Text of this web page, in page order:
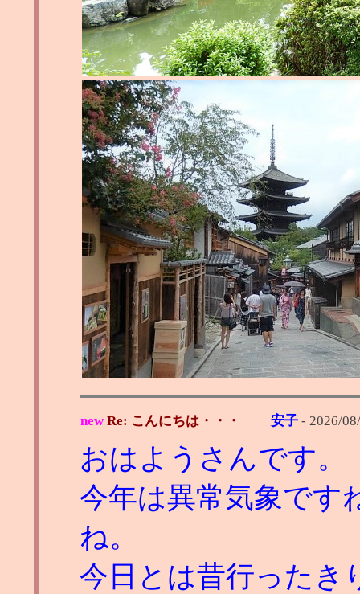
new Re: こんにちは・・・ 安子 - 2026/
おはようさんです。
今年は異常気象です
ね。
今日とは昔行ったき